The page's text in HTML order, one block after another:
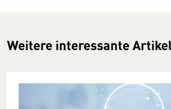
Weitere interessante